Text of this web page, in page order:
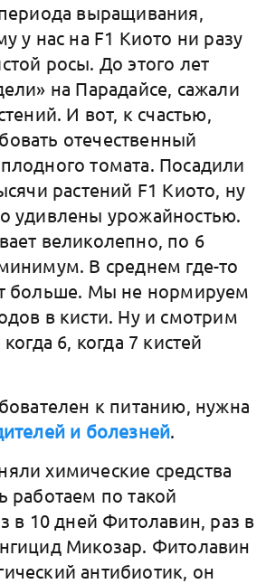
выращивания,
у нас на F1 Киото ни разу
росы. До этого лет
на Парадайсе, сажали
И вот, к счастью,
отечественный
томата. Посадили
растений F1 Киото, ну
удивлены урожайностью.
великолепно, по 6
В среднем где-то
больше. Мы не нормируем
в кисти. Ну и смотрим
6, когда 7 кистей
к питанию, нужна
и болезней.
химические средства
работаем по такой
в 10 дней Фитолавин, раз в
Микозар. Фитолавин
антибиотик, он